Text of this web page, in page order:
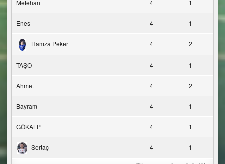
Metehan 4 1
Enes 4 1
Hamza Peker 4 2
TAŞO 4 1
Ahmet 4 2
Bayram 4 1
GÖKALP 4 1
Sertaç 4 1